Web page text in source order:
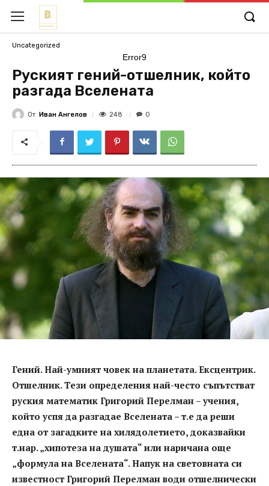
Uncategorized
Error9
Руският гений-отшелник, който
разгада Вселената
От Иван Ангелов 248 0
Гений. Най-умният човек на планетата. Ексцентрик.
Отшелник. Тези определения най-често съпътстват
руския математик Григорий Перелман – учения,
който успя да разгадае Вселената – т.е да реши
една от загадките на хилядолетието, доказвайки
т.нар. „хипотеза на душата“ или наричана още
„формула на Вселената“. Напук на световната си
известност Григорий Перелман води отшелнически